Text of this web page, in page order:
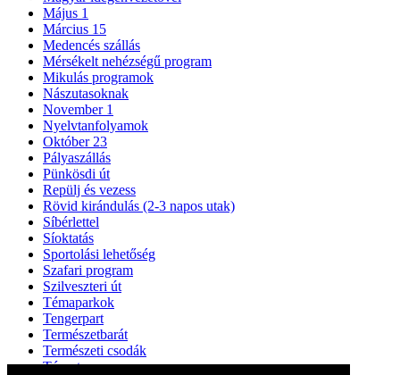
Május 1
Március 15
Medencés szállás
Mérsékelt nehézségű program
Mikulás programok
Nászutasoknak
November 1
Nyelvtanfolyamok
Október 23
Pályaszállás
Pünkösdi út
Repülj és vezess
Rövid kirándulás (2-3 napos utak)
Síbérlettel
Síoktatás
Sportolási lehetőség
Szafari program
Szilveszteri út
Témaparkok
Tengerpart
Természetbarát
Természeti csodák
Tópart